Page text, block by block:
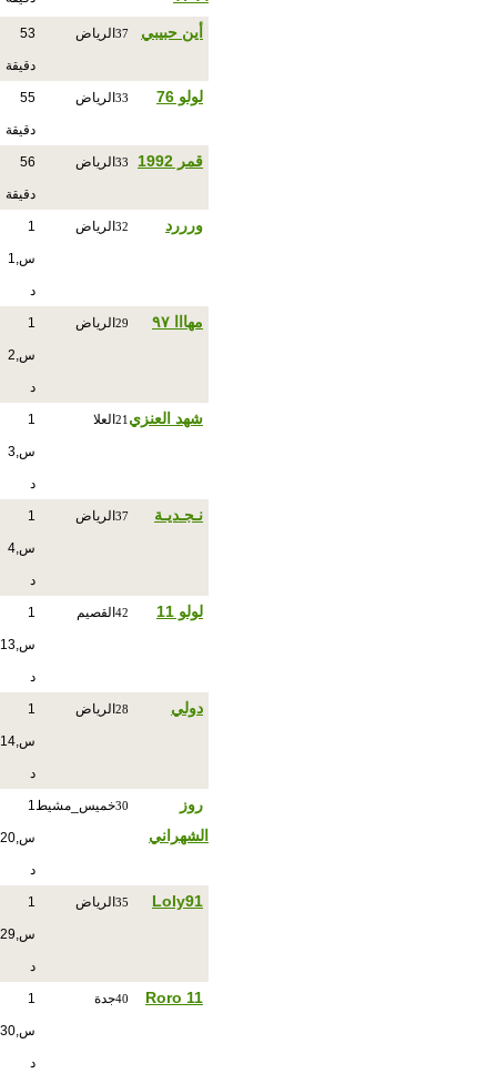
أين حبيبي 37 الرياض 53
دقيقة
لولو 76 33 الرياض 55
دقيقة
قمر 1992 33 الرياض 56
دقيقة
ورررد 32 الرياض 1
س,1
د
مهااا ٩٧ 29 الرياض 1
س,2
د
شهد العنزي 21 العلا 1
س,3
د
نـجـديـة 37 الرياض 1
س,4
د
لولو 11 42 القصيم 1
س,13
د
دولي 28 الرياض 1
س,14
د
روز
الشهراني
30خميس_مشيط1
س,20
د
Loly91
35 الرياض 1
س,29
د
Roro 11
40جدة 1
س,30
د